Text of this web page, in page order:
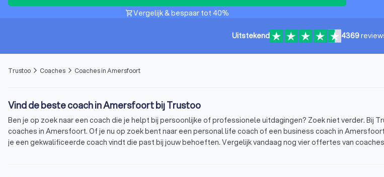
shopping_cartVergelijk & bespaar tot 40%
Uitstekend 4369
Trustoo arrow_forward_ios Coaches arrow_forward_ios Coaches in Amersfoort
Vind de beste coach in Amersfoort bij Trustoo
Ben je op zoek naar een coach die je helpt bij persoonlijke of professionele uitdagingen? Zoek niet verder. Bij
coaches in Amersfoort. Of je nu op zoek bent naar een personal life coach of een business coach in
je een gekwalificeerde coach vindt die past bij jouw behoeften. Vergelijk vandaag nog vier offertes van